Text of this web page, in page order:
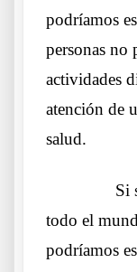
podríamos
personas no
actividades
atención de
salud.
Si
todo el
podríamos